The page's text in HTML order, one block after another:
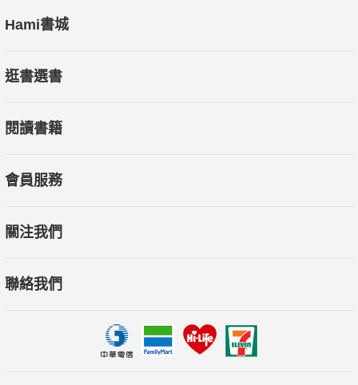
Hami書城
逛書選書
閱讀書籍
會員服務
關注我們
聯絡我們